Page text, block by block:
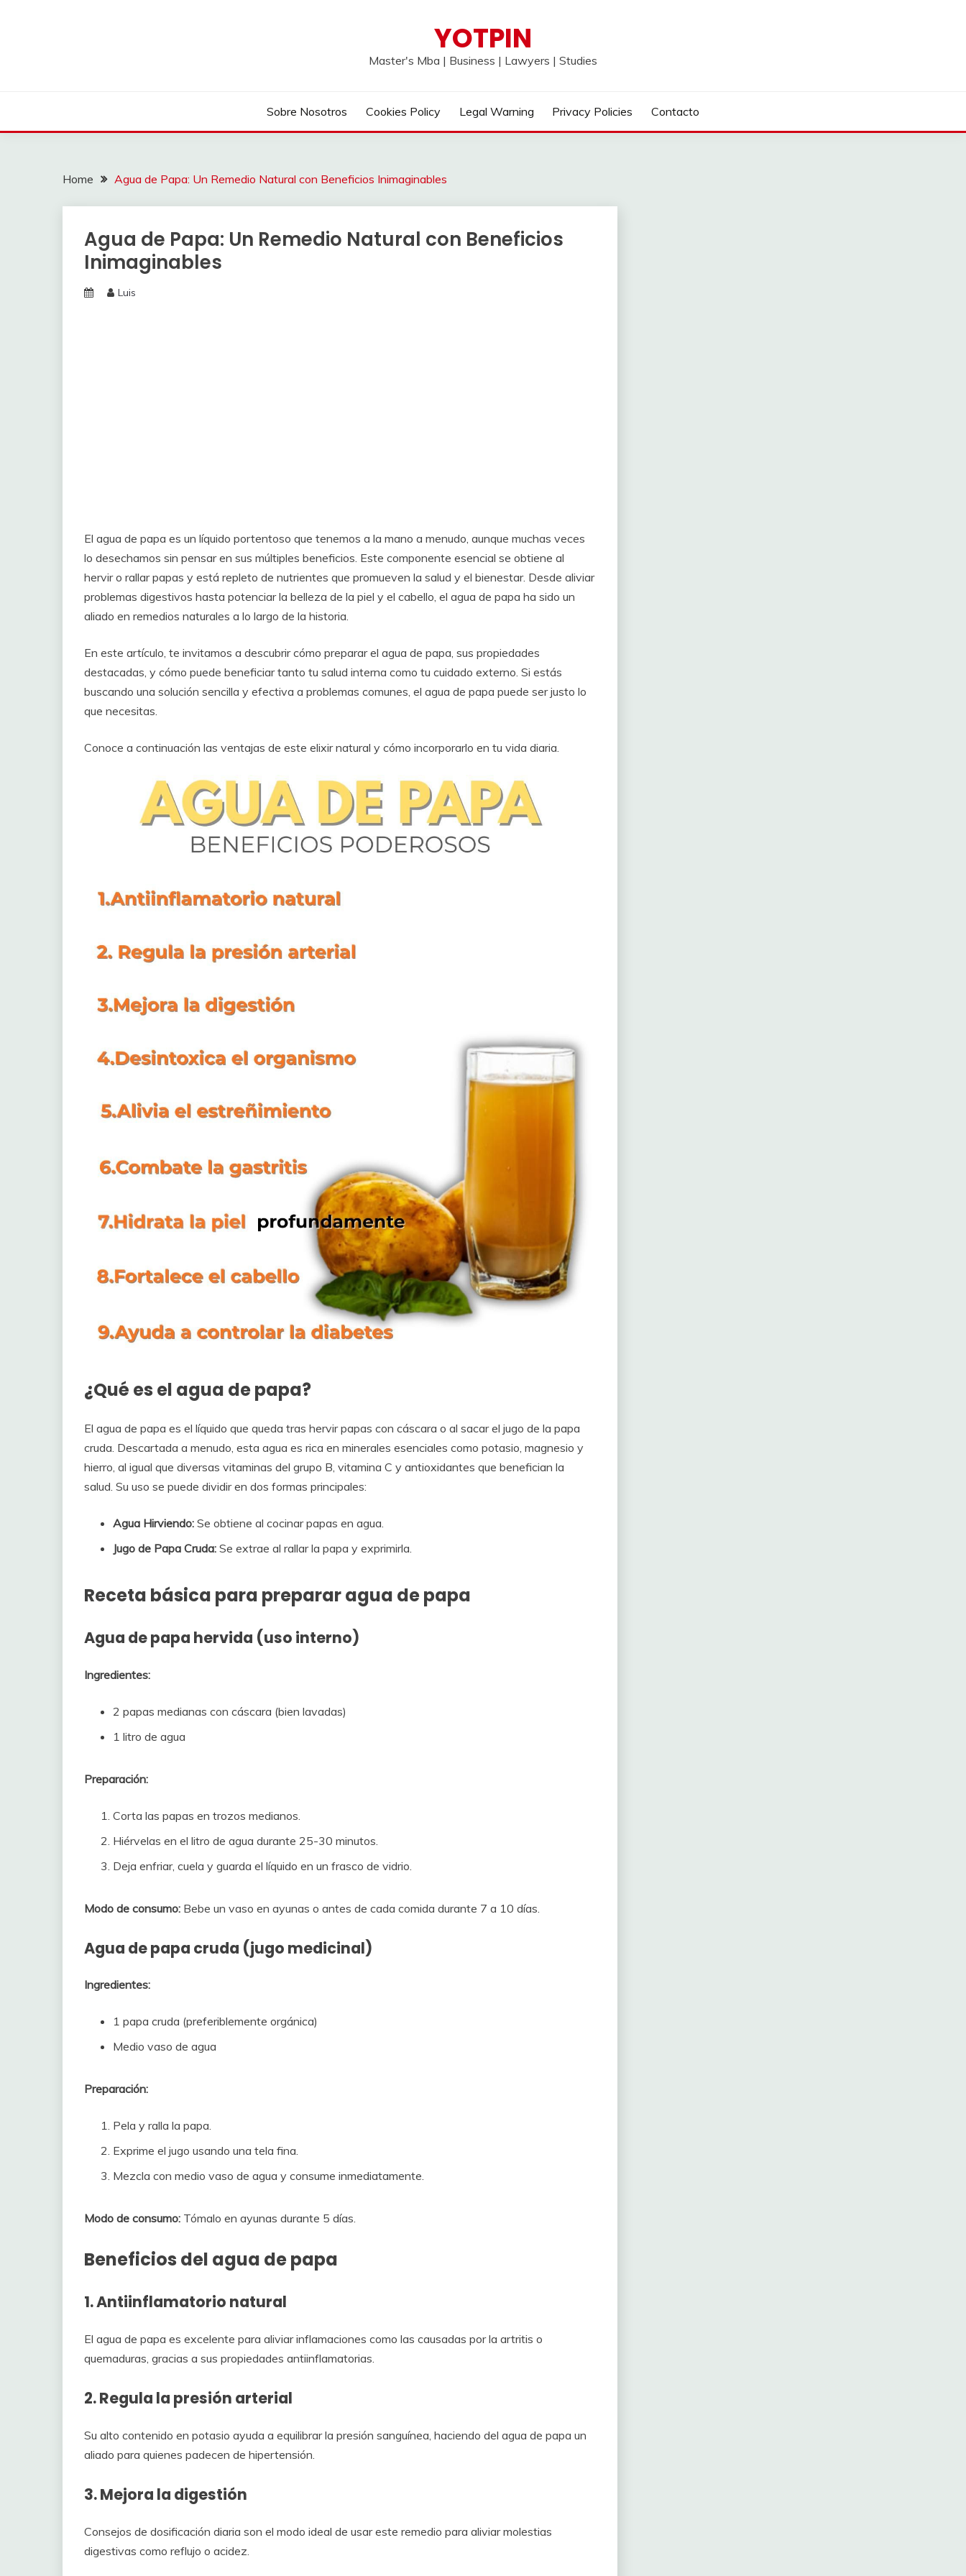
YOTPIN
Master's Mba | Business | Lawyers | Studies
Sobre Nosotros Cookies Policy Legal Warning Privacy Policies Contacto
Home Agua de Papa: Un Remedio Natural con Beneficios Inimaginables
Agua de Papa: Un Remedio Natural con Beneficios
Inimaginables
Luis
El agua de papa es un líquido portentoso que tenemos a la mano a menudo, aunque muchas veces
lo desechamos sin pensar en sus múltiples beneficios. Este componente esencial se obtiene al
hervir o rallar papas y está repleto de nutrientes que promueven la salud y el bienestar. Desde aliviar
problemas digestivos hasta potenciar la belleza de la piel y el cabello, el agua de papa ha sido un
aliado en remedios naturales a lo largo de la historia.
En este artículo, te invitamos a descubrir cómo preparar el agua de papa, sus propiedades
destacadas, y cómo puede beneficiar tanto tu salud interna como tu cuidado externo. Si estás
buscando una solución sencilla y efectiva a problemas comunes, el agua de papa puede ser justo lo
que necesitas.
Conoce a continuación las ventajas de este elixir natural y cómo incorporarlo en tu vida diaria.
¿Qué es el agua de papa?
El agua de papa es el líquido que queda tras hervir papas con cáscara o al sacar el jugo de la papa
cruda. Descartada a menudo, esta agua es rica en minerales esenciales como potasio, magnesio y
hierro, al igual que diversas vitaminas del grupo B, vitamina C y antioxidantes que benefician la
salud. Su uso se puede dividir en dos formas principales:
Agua Hirviendo: Se obtiene al cocinar papas en agua.
Jugo de Papa Cruda: Se extrae al rallar la papa y exprimirla.
Receta básica para preparar agua de papa
Agua de papa hervida (uso interno)
Ingredientes:
2 papas medianas con cáscara (bien lavadas)
1 litro de agua
Preparación:
Corta las papas en trozos medianos.
Hiérvelas en el litro de agua durante 25-30 minutos.
Deja enfriar, cuela y guarda el líquido en un frasco de vidrio.
Modo de consumo: Bebe un vaso en ayunas o antes de cada comida durante 7 a 10 días.
Agua de papa cruda (jugo medicinal)
Ingredientes:
1 papa cruda (preferiblemente orgánica)
Medio vaso de agua
Preparación:
Pela y ralla la papa.
Exprime el jugo usando una tela fina.
Mezcla con medio vaso de agua y consume inmediatamente.
Modo de consumo: Tómalo en ayunas durante 5 días.
Beneficios del agua de papa
1. Antiinflamatorio natural
El agua de papa es excelente para aliviar inflamaciones como las causadas por la artritis o
quemaduras, gracias a sus propiedades antiinflamatorias.
2. Regula la presión arterial
Su alto contenido en potasio ayuda a equilibrar la presión sanguínea, haciendo del agua de papa un
aliado para quienes padecen de hipertensión.
3. Mejora la digestión
Consejos de dosificación diaria son el modo ideal de usar este remedio para aliviar molestias
digestivas como reflujo o acidez.